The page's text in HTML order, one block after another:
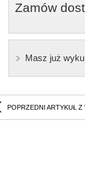
Zamów
Masz już
POPRZEDNI ARTYKUŁ Z